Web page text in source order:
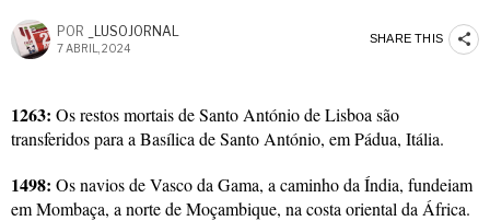
POR _LUSOJORNAL
7 ABRIL, 2024
SHARE THIS
1263: Os restos mortais de Santo António de Lisboa são
transferidos para a Basílica de Santo António, em Pádua, Itália.
1498: Os navios de Vasco da Gama, a caminho da Índia, fundeiam
em Mombaça, a norte de Moçambique, na costa oriental da África.